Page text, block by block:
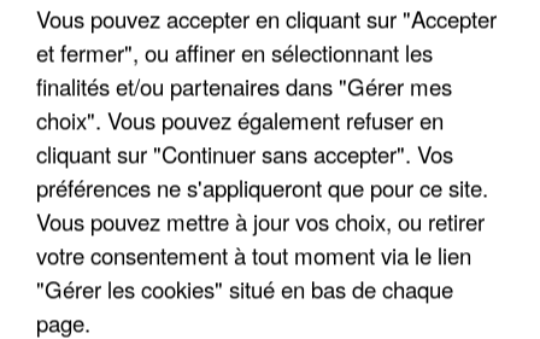
L’UN DES FONDATEURS SUPPOSÉS DE LA DZ
MAFIA INTERPELLÉ EN ALGÉRIE
Vous pouvez accepter en cliquant sur "Accepter
et fermer", ou affiner en sélectionnant les
finalités et/ou partenaires dans "Gérer mes
choix". Vous pouvez également refuser en
cliquant sur "Continuer sans accepter". Vos
préférences ne s'appliqueront que pour ce site.
Vous pouvez mettre à jour vos choix, ou retirer
votre consentement à tout moment via le lien
"Gérer les cookies" situé en bas de chaque
page.